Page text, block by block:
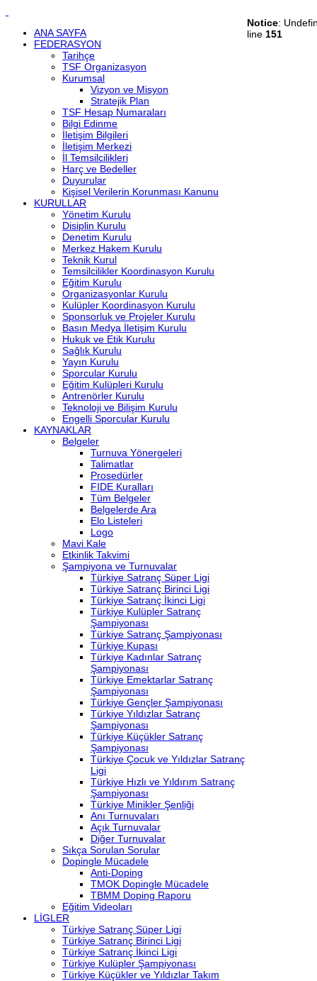
ANA SAYFA
FEDERASYON
Tarihçe
TSF Organizasyon
Kurumsal
Vizyon ve Misyon
Stratejik Plan
TSF Hesap Numaraları
Bilgi Edinme
İletişim Bilgileri
İletişim Merkezi
İl Temsilcilikleri
Harç ve Bedeller
Duyurular
Kişisel Verilerin Korunması Kanunu
KURULLAR
Yönetim Kurulu
Disiplin Kurulu
Denetim Kurulu
Merkez Hakem Kurulu
Teknik Kurul
Temsilcilikler Koordinasyon Kurulu
Eğitim Kurulu
Organizasyonlar Kurulu
Kulüpler Koordinasyon Kurulu
Sponsorluk ve Projeler Kurulu
Basın Medya İletişim Kurulu
Hukuk ve Etik Kurulu
Sağlık Kurulu
Yayın Kurulu
Sporcular Kurulu
Eğitim Kulüpleri Kurulu
Antrenörler Kurulu
Teknoloji ve Bilişim Kurulu
Engelli Sporcular Kurulu
KAYNAKLAR
Belgeler
Turnuva Yönergeleri
Talimatlar
Prosedürler
FIDE Kuralları
Tüm Belgeler
Belgelerde Ara
Elo Listeleri
Logo
Mavi Kale
Etkinlik Takvimi
Şampiyona ve Turnuvalar
Türkiye Satranç Süper Ligi
Türkiye Satranç Birinci Ligi
Türkiye Satranç İkinci Ligi
Türkiye Kulüpler Satranç
Şampiyonası
Türkiye Satranç Şampiyonası
Türkiye Kupası
Türkiye Kadınlar Satranç
Şampiyonası
Türkiye Emektarlar Satranç
Şampiyonası
Türkiye Gençler Şampiyonası
Türkiye Yıldızlar Satranç
Şampiyonası
Türkiye Küçükler Satranç
Şampiyonası
Türkiye Çocuk ve Yıldızlar Satranç
Ligi
Türkiye Hızlı ve Yıldırım Satranç
Şampiyonası
Türkiye Minikler Şenliği
Anı Turnuvaları
Açık Turnuvalar
Diğer Turnuvalar
Sıkça Sorulan Sorular
Dopingle Mücadele
Anti-Doping
TMOK Dopingle Mücadele
TBMM Doping Raporu
Eğitim Videoları
LİGLER
Türkiye Satranç Süper Ligi
Türkiye Satranç Birinci Ligi
Türkiye Satranç İkinci Ligi
Türkiye Kulüpler Şampiyonası
Türkiye Küçükler ve Yıldızlar Takım
Notice:
line 151